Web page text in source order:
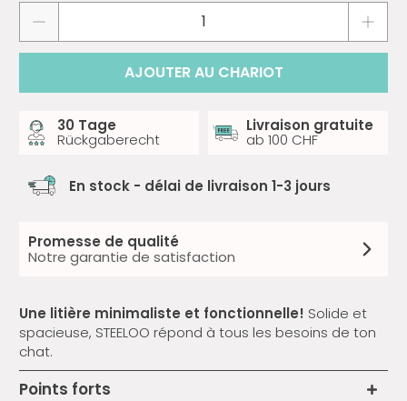
AJOUTER AU CHARIOT
30 Tage
Rückgaberecht
Livraison gratuite
ab 100 CHF
En stock - délai de livraison 1-3 jours
Promesse de qualité
Notre garantie de satisfaction
Une litière minimaliste et fonctionnelle! Solide et
spacieuse, STEELOO répond à tous les besoins de ton
chat.
Points forts